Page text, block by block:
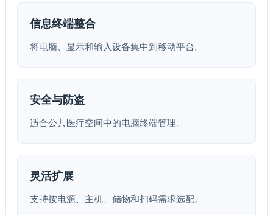
信息终端整合
将电脑、显示和输入设备集中到移动平台。
安全与防盗
适合公共医疗空间中的电脑终端管理。
灵活扩展
支持按电源、主机、储物和扫码需求选配。